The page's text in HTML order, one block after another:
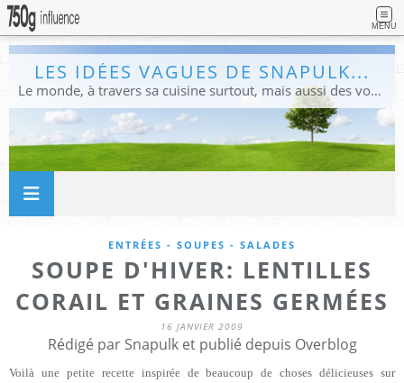
MENU
LES IDÉES VAGUES DE SNAPULK...
Le monde, à travers sa cuisine surtout, mais aussi des voyages, et des idées.
ENTRÉES - SOUPES - SALADES
SOUPE D'HIVER: LENTILLES
CORAIL ET GRAINES GERMÉES
16 JANVIER 2009
Rédigé par Snapulk et publié depuis Overblog
Voilà une petite recette inspirée de beaucoup de choses délicieuses sur